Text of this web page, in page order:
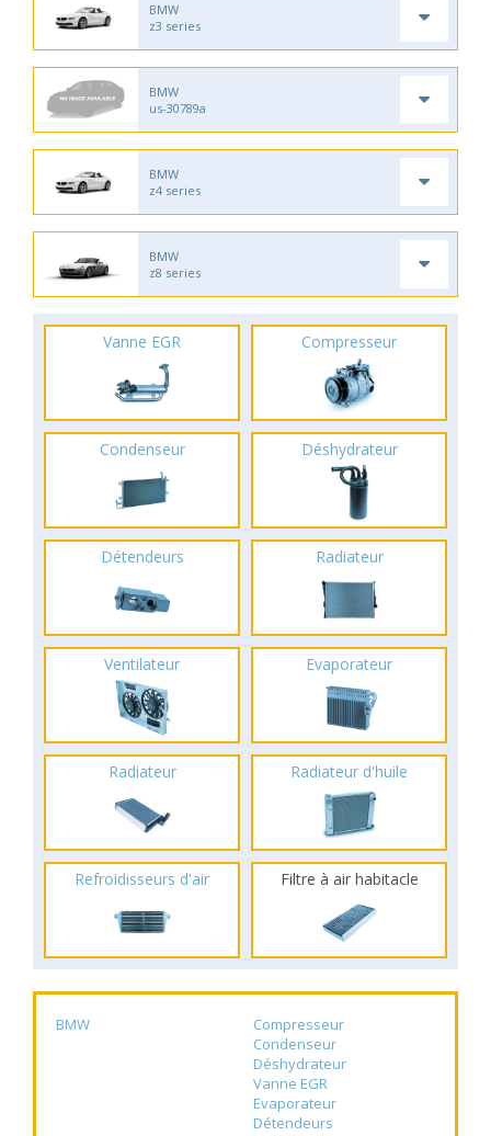
BMW
z3 series
BMW
us-30789a
BMW
z4 series
BMW
z8 series
Vanne EGR Compresseur
Condenseur Déshydrateur
Détendeurs Radiateur
Ventilateur Evaporateur
Radiateur Radiateur d'huile
Refroidisseurs d'air Filtre à air habitacle
BMW
Compresseur
Condenseur
Déshydrateur
Vanne EGR
Evaporateur
Détendeurs